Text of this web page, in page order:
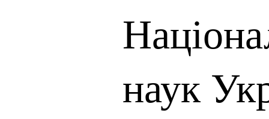
наук